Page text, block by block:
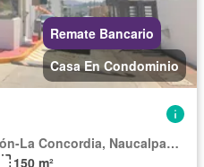
Remate Bancario
Casa En Condominio
Lomas Verdes Quinta Sección-La Concordia, Naucalpan de Juárez
150 m²